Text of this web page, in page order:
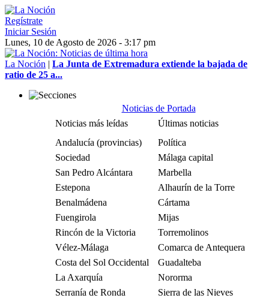
Regístrate
Iniciar Sesión
Lunes, 10 de Agosto de 2026 - 3:17 pm
La Noción | La Junta de Extremadura extiende la bajada de
ratio de 25 a...
Noticias de Portada
Noticias más leídas
Últimas noticias
Andalucía (provincias)
Política
Sociedad
Málaga capital
San Pedro Alcántara
Marbella
Estepona
Alhaurín de la Torre
Benalmádena
Cártama
Fuengirola
Mijas
Rincón de la Victoria
Torremolinos
Vélez-Málaga
Comarca de Antequera
Costa del Sol Occidental
Guadalteba
La Axarquía
Nororma
Serranía de Ronda
Sierra de las Nieves